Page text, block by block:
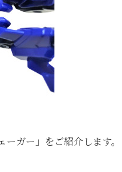
ガー」をご紹介します。